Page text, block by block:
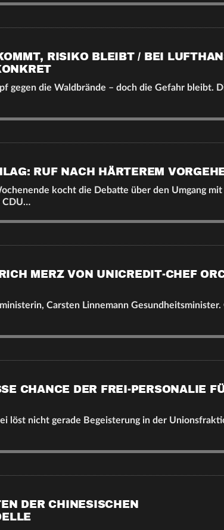
RISIKO BLEIBT / BEI
gegen die Waldbrände – doch die Gefahr bleibt.
RUF NACH HÄRTEREM
kocht die Debatte über den Umgang
CDU…
MERZ VON UNICREDIT-CHEF
Carsten Linnemann Gesundheitsminister.
CHANCE DER FREI-PERSONALIE
löst nicht gerade Begeisterung in der
DER CHINESISCHEN